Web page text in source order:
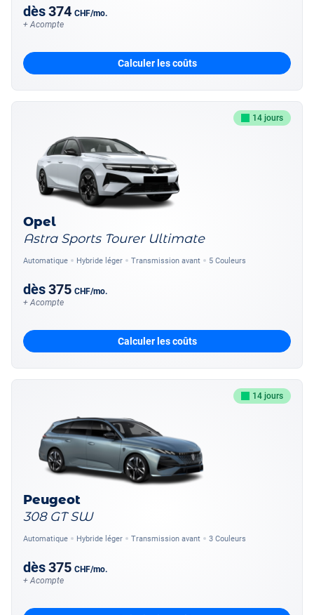
dès374 CHF/mo.
+ Acompte
Calculer les coûts
14 jours
Opel
Astra Sports Tourer Ultimate
Automatique Hybride léger Transmission avant 5 Couleurs
dès375 CHF/mo.
+ Acompte
Calculer les coûts
14 jours
Peugeot
308 GT SW
Automatique Hybride léger Transmission avant 3 Couleurs
dès375 CHF/mo.
+ Acompte